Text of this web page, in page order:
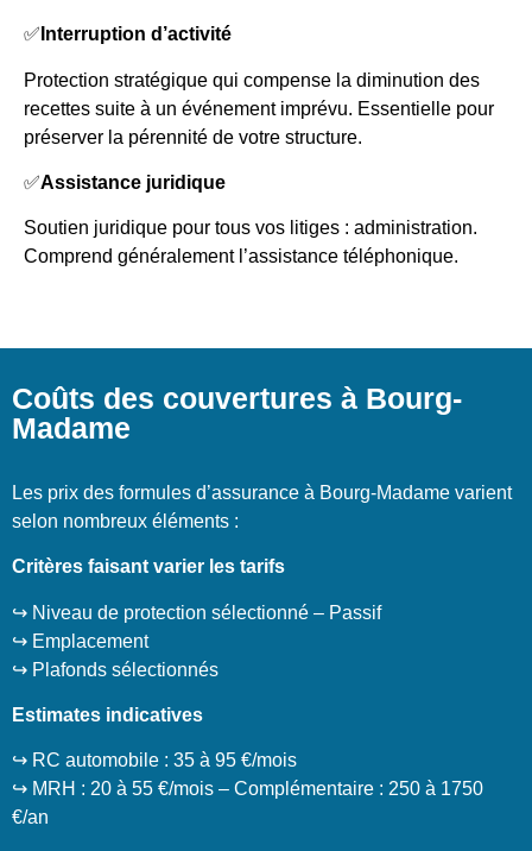
✅ Interruption d’activité
Protection stratégique qui compense la diminution des
recettes suite à un événement imprévu. Essentielle pour
préserver la pérennité de votre structure.
✅Assistance juridique
Soutien juridique pour tous vos litiges : administration.
Comprend généralement l’assistance téléphonique.
Coûts des couvertures à Bourg-
Madame
Les prix des formules d’assurance à Bourg-Madame varient
selon nombreux éléments :
Critères faisant varier les tarifs
↪️ Niveau de protection sélectionné – Passif
↪️ Emplacement
↪️ Plafonds sélectionnés
Estimates indicatives
↪️ RC automobile : 35 à 95 €/mois
↪️ MRH : 20 à 55 €/mois – Complémentaire : 250 à 1750
€/an